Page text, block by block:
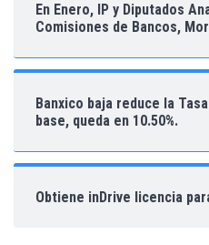
En Enero, IP y Diputados
Comisiones de Bancos,
Banxico baja reduce la
base, queda en 10.50%.
Obtiene inDrive licencia